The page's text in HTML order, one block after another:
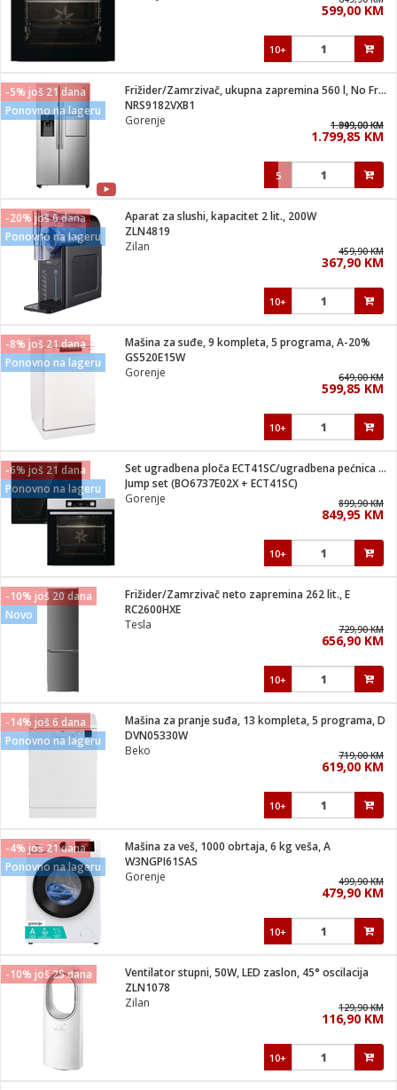
599,00 KM
10+
-5% još 21 dana
Ponovno na lageru
Frižider/Zamrzivač, ukupna zapremina 560 l, No Frost Plus
NRS9182VXB1
Gorenje
1.949,00 KM
1.899,00 KM
1.799,85 KM
5
-20% još 6 dana
Ponovno na lageru
Aparat za slushi, kapacitet 2 lit., 200W
ZLN4819
Zilan
459,90 KM
367,90 KM
10+
-8% još 21 dana
Ponovno na lageru
Mašina za suđe, 9 kompleta, 5 programa, A-20%
GS520E15W
Gorenje
649,00 KM
599,85 KM
10+
-6% još 21 dana
Ponovno na lageru
Set ugradbena ploča ECT41SC/ugradbena pećnica BO6737E02X
Jump set (BO6737E02X + ECT41SC)
Gorenje
899,90 KM
849,95 KM
10+
-10% još 20 dana
Novo
Frižider/Zamrzivač neto zapremina 262 lit., E
RC2600HXE
Tesla
729,90 KM
656,90 KM
10+
-14% još 6 dana
Ponovno na lageru
Mašina za pranje suđa, 13 kompleta, 5 programa, D
DVN05330W
Beko
719,00 KM
619,00 KM
10+
-4% još 21 dana
Ponovno na lageru
Mašina za veš, 1000 obrtaja, 6 kg veša, A
W3NGPI61SAS
Gorenje
499,90 KM
479,90 KM
10+
-10% još 25 dana
Ventilator stupni, 50W, LED zaslon, 45° oscilacija
ZLN1078
Zilan
129,90 KM
116,90 KM
10+